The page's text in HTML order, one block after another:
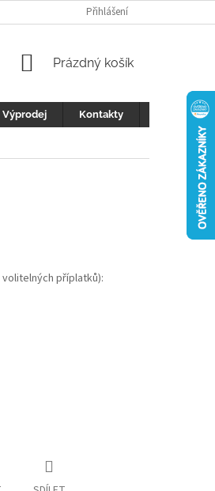
REKLAMACE
Přihlášení
NÁKUPNÍ
Prázdný košík
Výprodej Kontakty
příplatků):